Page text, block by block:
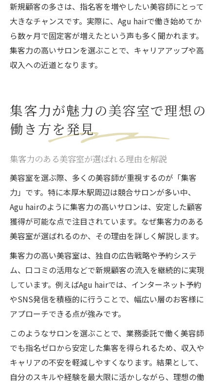
新規顧客の多さは、指名客を増やしたい美容師にとって
大きなチャンスです。実際に、Agu hairで働き始めてか
ら数ヶ月で固定客が増えたという声も多く聞かれます。
集客力の高いサロンを選ぶことで、キャリアアップや高
収入への近道となります。
集客力が魅力の美容室で理想の
働き方を発見
集客力のある美容室が選ばれる理由を解説
美容室を選ぶ際、多くの美容師が重視するのが「集客
力」です。特に本厚木駅周辺は競合サロンが多い中、
Agu hairのように集客力の高いサロンは、安定した顧客
獲得が可能な点で注目されています。なぜ集客力のある
美容室が選ばれるのか、その理由を詳しく解説します。
集客力の高い美容室は、独自の広告戦略や予約システ
ム、口コミの活用などで新規顧客の流入を継続的に実現
しています。例えばAgu hairでは、インターネット予約
やSNS発信を積極的に行うことで、幅広い層のお客様に
アプローチできる点が強みです。
このようなサロンを選ぶことで、業務委託で働く美容師
でも指名ゼロから安定した集客を得られるため、収入や
キャリアの不安を軽減しやすくなります。結果として、
自分のスキルや経験を最大限に活かしながら、理想の働